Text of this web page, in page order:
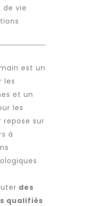
de vie
est un
les
et un
les
repose sur
à
des
qualifiés